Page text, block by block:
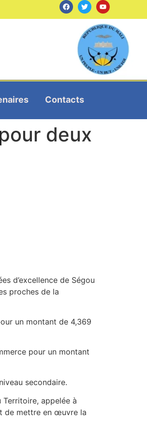
Contacts
deux
d’excellence de Ségou
proches de la
un montant de 4,369
pour un montant
secondaire.
appelée à
de mettre en œuvre la